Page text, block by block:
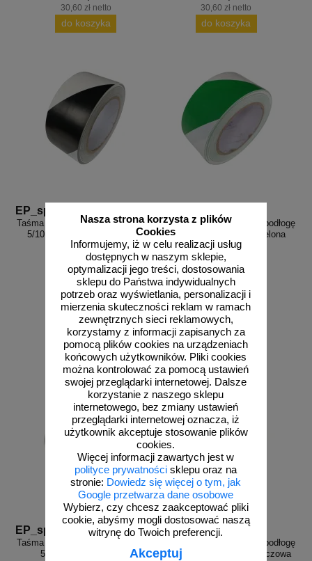
Nasza strona korzysta z plików
Cookies
Informujemy, iż w celu realizacji usług
dostępnych w naszym sklepie,
optymalizacji jego treści, dostosowania
sklepu do Państwa indywidualnych
potrzeb oraz wyświetlania, personalizacji i
mierzenia skuteczności reklam w ramach
zewnętrznych sieci reklamowych,
korzystamy z informacji zapisanych za
pomocą plików cookies na urządzeniach
końcowych użytkowników. Pliki cookies
można kontrolować za pomocą ustawień
swojej przeglądarki internetowej. Dalsze
korzystanie z naszego sklepu
internetowego, bez zmiany ustawień
przeglądarki internetowej oznacza, iż
użytkownik akceptuje stosowanie plików
cookies.
Więcej informacji zawartych jest w
polityce prywatności sklepu oraz na
stronie: Dowiedz się więcej o tym, jak
Google przetwarza dane osobowe
Wybierz, czy chcesz zaakceptować pliki
cookie, abyśmy mogli dostosować naszą
witrynę do Twoich preferencji.
Akceptuj
30,60 zł netto
do koszyka
30,60 zł netto
do koszyka
EP_sp9
Taśma samoprzylepna na podłogę
5/10 cm x 33m - biało-czarna
od 37,64 zł
30,60 zł netto
do koszyka
Taśma samoprzylepna na podłogę
5/10 cm x 33m - biało-zielona
od 37,64 zł
30,60 zł netto
do koszyka
EP_sp11
Taśma samoprzylepna na podłogę
5/10 cm x 33m - szara
EP_sp12
Taśma samoprzylepna na podłogę
5/10 cm x 33m - pomarańczowa